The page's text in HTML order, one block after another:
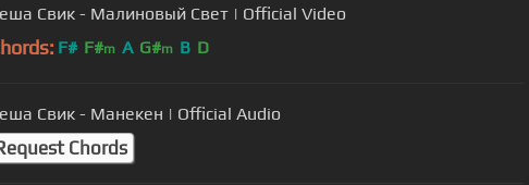
Свик - Малиновый Свет | Official Video
F# F#m A G#m B D
Свик - Манекен | Official Audio
Chords